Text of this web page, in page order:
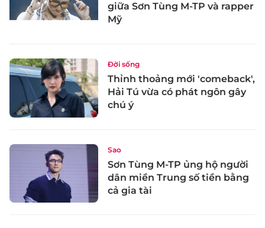
giữa Sơn Tùng M-TP và rapper
Mỹ
Đời sống
Thỉnh thoảng mới 'comeback',
Hải Tú vừa có phát ngôn gây
chú ý
Sao
Sơn Tùng M-TP ủng hộ người
dân miền Trung số tiền bằng
cả gia tài